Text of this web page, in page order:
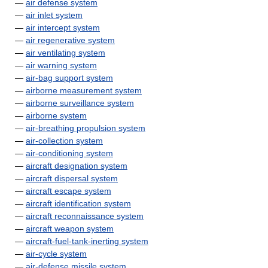
— air defense system
— air inlet system
— air intercept system
— air regenerative system
— air ventilating system
— air warning system
— air-bag support system
— airborne measurement system
— airborne surveillance system
— airborne system
— air-breathing propulsion system
— air-collection system
— air-conditioning system
— aircraft designation system
— aircraft dispersal system
— aircraft escape system
— aircraft identification system
— aircraft reconnaissance system
— aircraft weapon system
— aircraft-fuel-tank-inerting system
— air-cycle system